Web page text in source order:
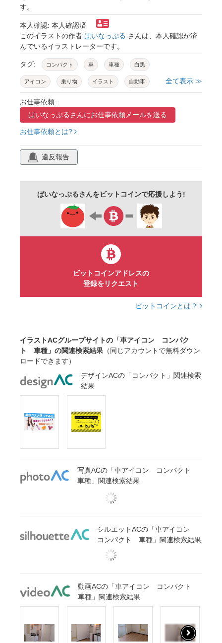
す。
本人確認: 本人確認済
このイラストの作者 ぱいなっぷる さんは、本人確認が済
んでいるイラストレーターです。
タグ: コンパクト 車 車種 白黒
アイコン 乗り物 イラスト 自動車 全て表示 ≫
お仕事依頼:
ぱいなっぷるさんにお仕事依頼メールを送る
お仕事依頼とは?
違反報告
ぱいなっぷるさんをビットコインで応援しよう!
ビットコインアドレスの
登録をリクエスト
ビットコインとは？
イラストACグループサイトの「車アイコン コンパク
ト 車種」の関連検索結果 （同じアカウントで無料ダウン
ロードできます）
デザインACの「コンパクト」関連検索
結果
写真ACの「車アイコン コンパクト
車種」関連検索結果
シルエットACの「車アイコン
コンパクト 車種」関連検索結果
動画ACの「車アイコン コンパクト
車種」関連検索結果